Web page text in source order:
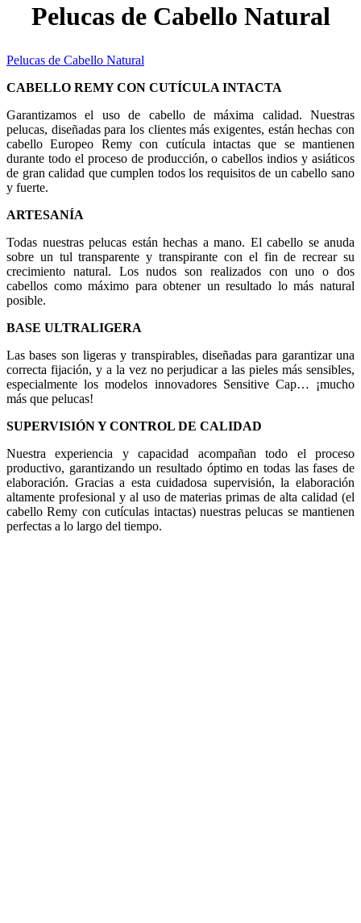
Pelucas de Cabello Natural
Pelucas de Cabello Natural
CABELLO REMY CON CUTÍCULA INTACTA
Garantizamos el uso de cabello de máxima calidad. Nuestras
pelucas, diseñadas para los clientes más exigentes, están hechas con
cabello Europeo Remy con cutícula intactas que se mantienen
durante todo el proceso de producción, o cabellos indios y asiáticos
de gran calidad que cumplen todos los requisitos de un cabello sano
y fuerte.
ARTESANÍA
Todas nuestras pelucas están hechas a mano. El cabello se anuda
sobre un tul transparente y transpirante con el fin de recrear su
crecimiento natural. Los nudos son realizados con uno o dos
cabellos como máximo para obtener un resultado lo más natural
posible.
BASE ULTRALIGERA
Las bases son ligeras y transpirables, diseñadas para garantizar una
correcta fijación, y a la vez no perjudicar a las pieles más sensibles,
especialmente los modelos innovadores Sensitive Cap… ¡mucho
más que pelucas!
SUPERVISIÓN Y CONTROL DE CALIDAD
Nuestra experiencia y capacidad acompañan todo el proceso
productivo, garantizando un resultado óptimo en todas las fases de
elaboración. Gracias a esta cuidadosa supervisión, la elaboración
altamente profesional y al uso de materias primas de alta calidad (el
cabello Remy con cutículas intactas) nuestras pelucas se mantienen
perfectas a lo largo del tiempo.